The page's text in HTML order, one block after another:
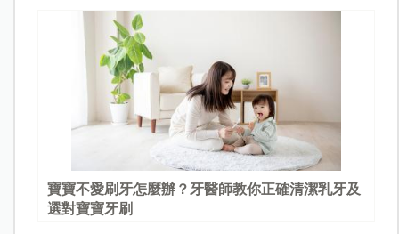
寶寶不愛刷牙怎麼辦？牙醫師教你正確清潔乳牙及
選對寶寶牙刷